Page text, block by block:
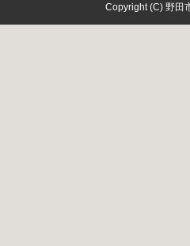
Copyright (C) 野田